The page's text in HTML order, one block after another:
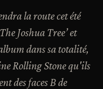
la route cet été
Joshua Tree’ et
dans sa totalité,
Rolling Stone qu'ils
des faces B de